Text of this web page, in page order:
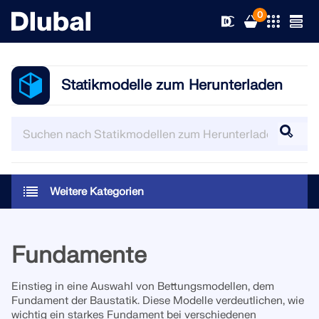
0
Anwendungsbereiche
RFEM 6
Die einzige FEA-Software, die Sie für Ihre Projekte
brauchen
Weitere Infos
Support
Service
Schulungen
Vollversion herunterladen
Bildung
Statikmodelle zum Herunterladen
Weitere Kategorien
Fundamente
Einstieg in eine Auswahl von Bettungsmodellen, dem
Fundament der Baustatik. Diese Modelle verdeutlichen, wie
wichtig ein starkes Fundament bei verschiedenen